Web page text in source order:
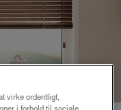
virke ordentligt,